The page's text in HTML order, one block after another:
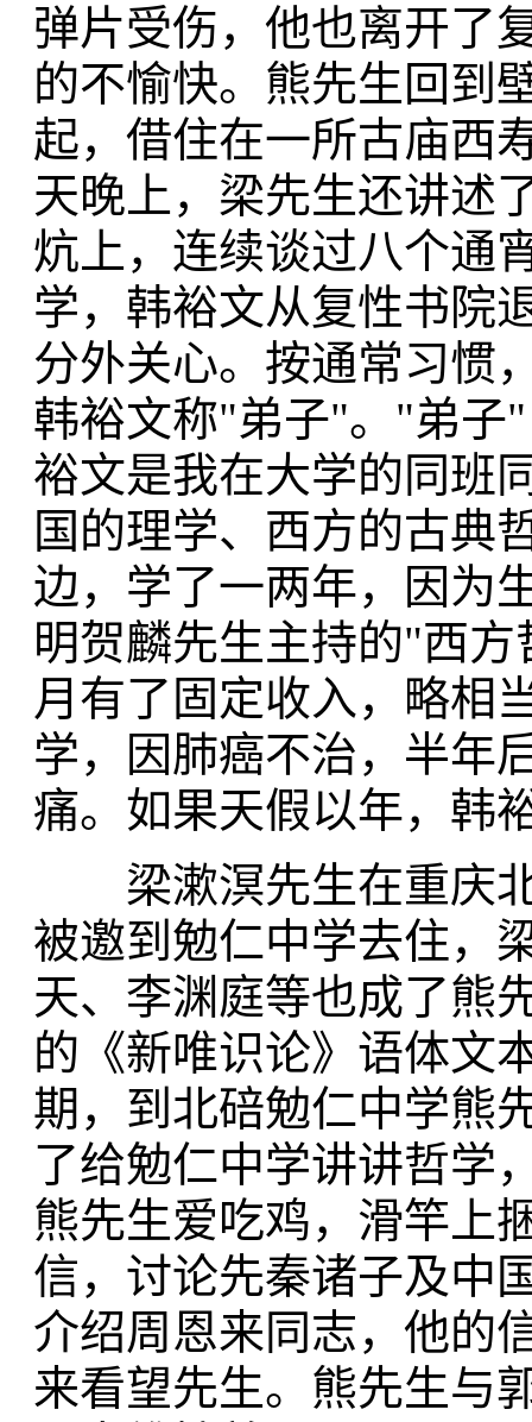
弹片受伤，他也离开了
的不愉快。熊先生回到
起，借住在一所古庙西
天晚上，梁先生还讲述
炕上，连续谈过八个通
学，韩裕文从复性书院
分外关心。按通常习惯
韩裕文称"弟子"。"弟子
裕文是我在大学的同班
国的理学、西方的古典
边，学了一两年，因为
明贺麟先生主持的"西
月有了固定收入，略相
学，因肺癌不治，半年
痛。如果天假以年，韩
梁漱溟先生在重庆北
被邀到勉仁中学去住，
天、李渊庭等也成了熊
的《新唯识论》语体文
期，到北碚勉仁中学熊
了给勉仁中学讲讲哲学
熊先生爱吃鸡，滑竿上
信，讨论先秦诸子及中
介绍周恩来同志，他的
来看望先生。熊先生与